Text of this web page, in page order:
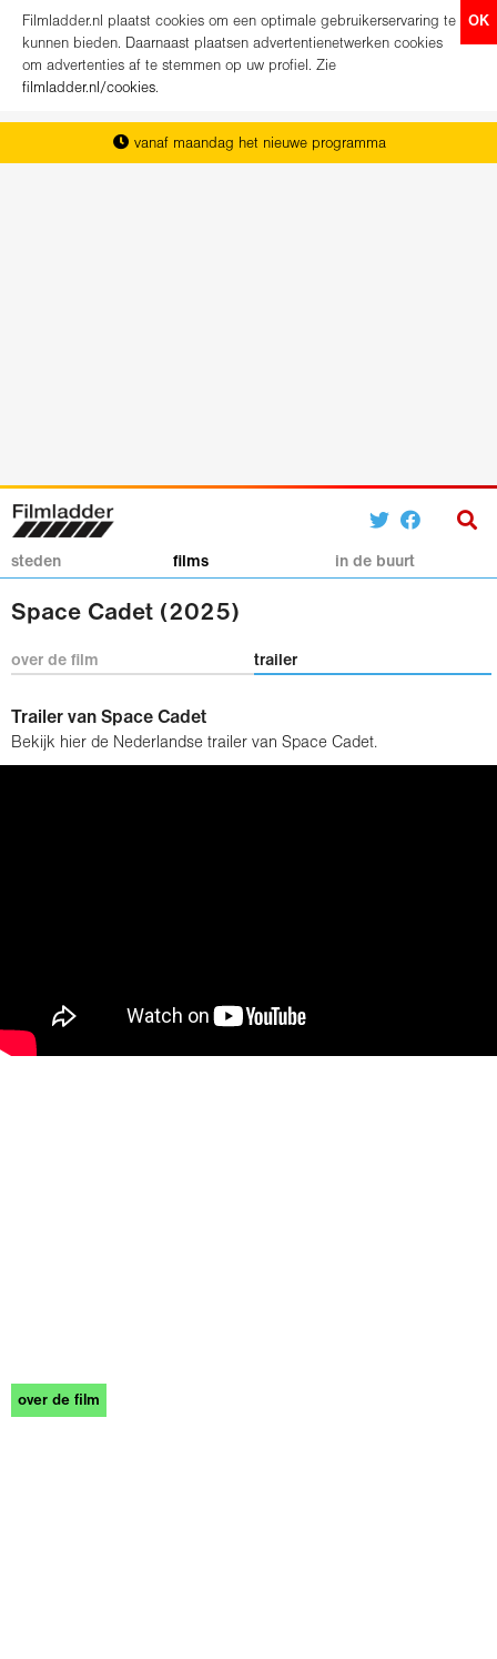
OK
Filmladder.nl plaatst cookies om een optimale gebruikerservaring te
kunnen bieden. Daarnaast plaatsen advertentienetwerken cookies
om advertenties af te stemmen op uw profiel. Zie
filmladder.nl/cookies.
vanaf maandag het nieuwe programma
het complete overzicht van Nederland
koop direct je kaartjes
steden films in de buurt
Space Cadet (2025)
over de film trailer
Trailer van Space Cadet
Bekijk hier de Nederlandse trailer van Space Cadet.
over de film